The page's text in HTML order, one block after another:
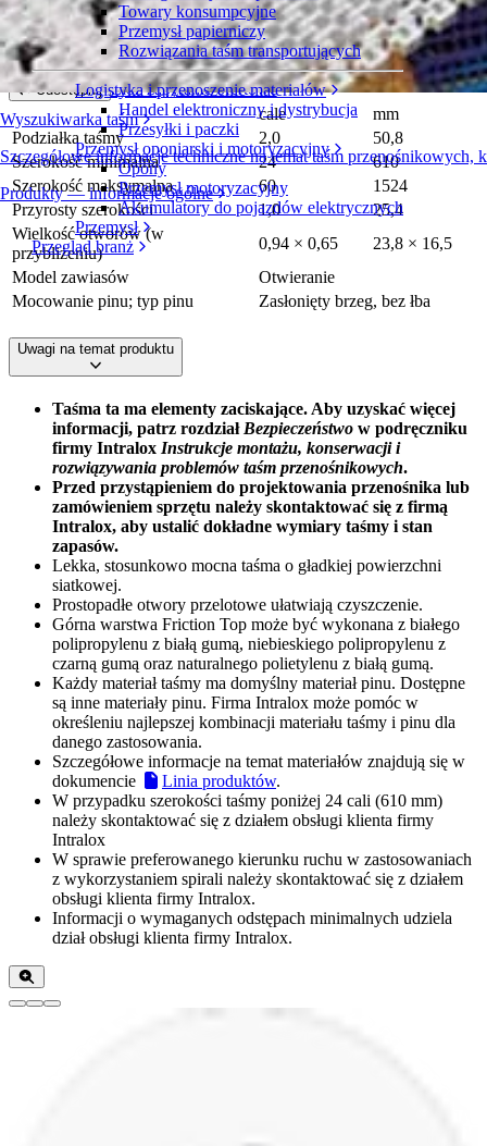
Wyszukiwarka taśm
Szczegółowe informacje techniczne na temat taśm
Produkty — informacje ogólne
Towary konsumpcyjne
Przemysł papierniczy
Rozwiązania taśm transportujących
Logistyka i przenoszenie materiałów
Handel elektroniczny i dystrybucja
Przesyłki i paczki
Przemysł oponiarski i motoryzacyjny
Opony
Przemysł motoryzacyjny
Akumulatory do pojazdów elektrycznych
Przemysł
Przegląd branż
Spiral Rounded Friction Top
Seria 2600
Udostępnij Złóż zapytanie ofertowe
cale
mm
Podziałka taśmy
2,0
50,8
Szerokość minimalna
24
610
Szerokość maksymalna
60
1524
Przyrosty szerokości
1,0
25,4
Wielkość otworów (w
przybliżeniu)
0,94 × 0,65
23,8 × 16,5
Model zawiasów
Otwieranie
Mocowanie pinu; typ pinu
Zasłonięty brzeg, bez łba
Uwagi na temat produktu
Taśma ta ma elementy zaciskające. Aby uzyskać więcej
informacji, patrz rozdział Bezpieczeństwo w podręczniku
firmy Intralox Instrukcje montażu, konserwacji i
rozwiązywania problemów taśm przenośnikowych.
Przed przystąpieniem do projektowania przenośnika lub
zamówieniem sprzętu należy skontaktować się z firmą
Intralox, aby ustalić dokładne wymiary taśmy i stan
zapasów.
Lekka, stosunkowo mocna taśma o gładkiej powierzchni
siatkowej.
Prostopadłe otwory przelotowe ułatwiają czyszczenie.
Górna warstwa Friction Top może być wykonana z białego
polipropylenu z białą gumą, niebieskiego polipropylenu z
czarną gumą oraz naturalnego polietylenu z białą gumą.
Każdy materiał taśmy ma domyślny materiał pinu. Dostępne
są inne materiały pinu. Firma Intralox może pomóc w
określeniu najlepszej kombinacji materiału taśmy i pinu dla
danego zastosowania.
Szczegółowe informacje na temat materiałów znajdują się w
dokumencie
Linia produktów.
W przypadku szerokości taśmy poniżej 24 cali (610 mm)
należy skontaktować się z działem obsługi klienta firmy
Intralox
W sprawie preferowanego kierunku ruchu w zastosowaniach
z wykorzystaniem spirali należy skontaktować się z działem
obsługi klienta firmy Intralox.
Informacji o wymaganych odstępach minimalnych udziela
dział obsługi klienta firmy Intralox.